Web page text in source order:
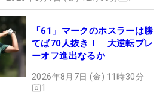
「61」マークのホスラーは勝
てば70人抜き！ 大逆転プレ
ーオフ進出なるか
2026年8月7日 (金) 11時30分
1